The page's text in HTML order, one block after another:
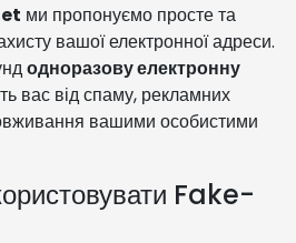
ми пропонуємо просте та
вашої електронної адреси.
одноразову електронну
вас від спаму, рекламних
вашими особистими
Fake-